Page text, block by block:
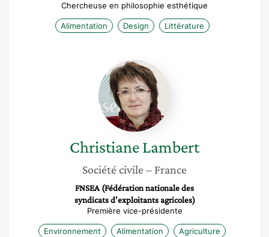
Chercheuse en philosophie esthétique
Alimentation Design Littérature
Christiane
Lambert
ChristianeLambert
Société civile – France
FNSEA (Fédération nationale des
syndicats d’exploitants agricoles)
Première vice-présidente
Environnement Alimentation Agriculture